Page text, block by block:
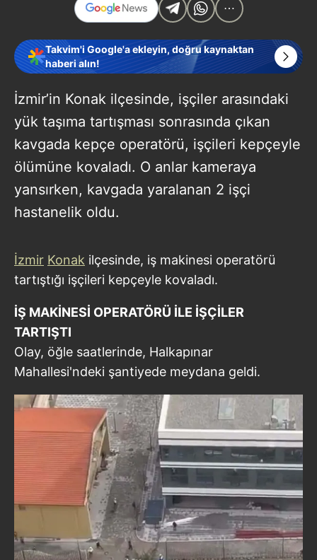
Takvim'i Google'a ekleyin, doğru kaynaktan
haberi alın!
İzmir’in Konak ilçesinde, işçiler arasındaki
yük taşıma tartışması sonrasında çıkan
kavgada kepçe operatörü, işçileri kepçeyle
ölümüne kovaladı. O anlar kameraya
yansırken, kavgada yaralanan 2 işçi
hastanelik oldu.
İzmir Konak ilçesinde, iş makinesi operatörü
tartıştığı işçileri kepçeyle kovaladı.
İŞ MAKİNESİ OPERATÖRÜ İLE İŞÇİLER
TARTIŞTI
Olay, öğle saatlerinde, Halkapınar
Mahallesi'ndeki şantiyede meydana geldi.